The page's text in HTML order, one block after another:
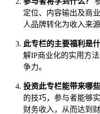
定位、内容输出及商
人品牌转化为收入来源
此专栏的主要福利是什
解IP商业化的实用方
争力。
投资此专栏能带来哪些
的技巧，参与者能够
财务收入，从而达到财